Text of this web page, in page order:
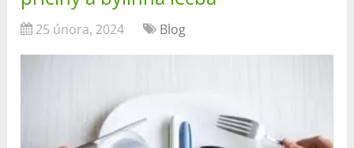
25 února, 2024 Blog